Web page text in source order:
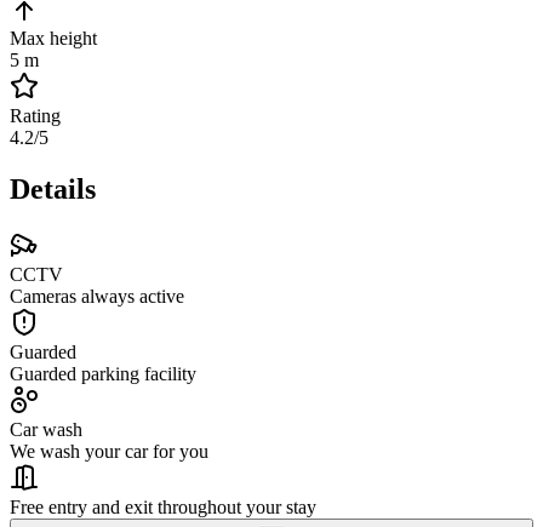
Max height
5 m
Rating
4.2/5
Details
CCTV
Cameras always active
Guarded
Guarded parking facility
Car wash
We wash your car for you
Free entry and exit throughout your stay